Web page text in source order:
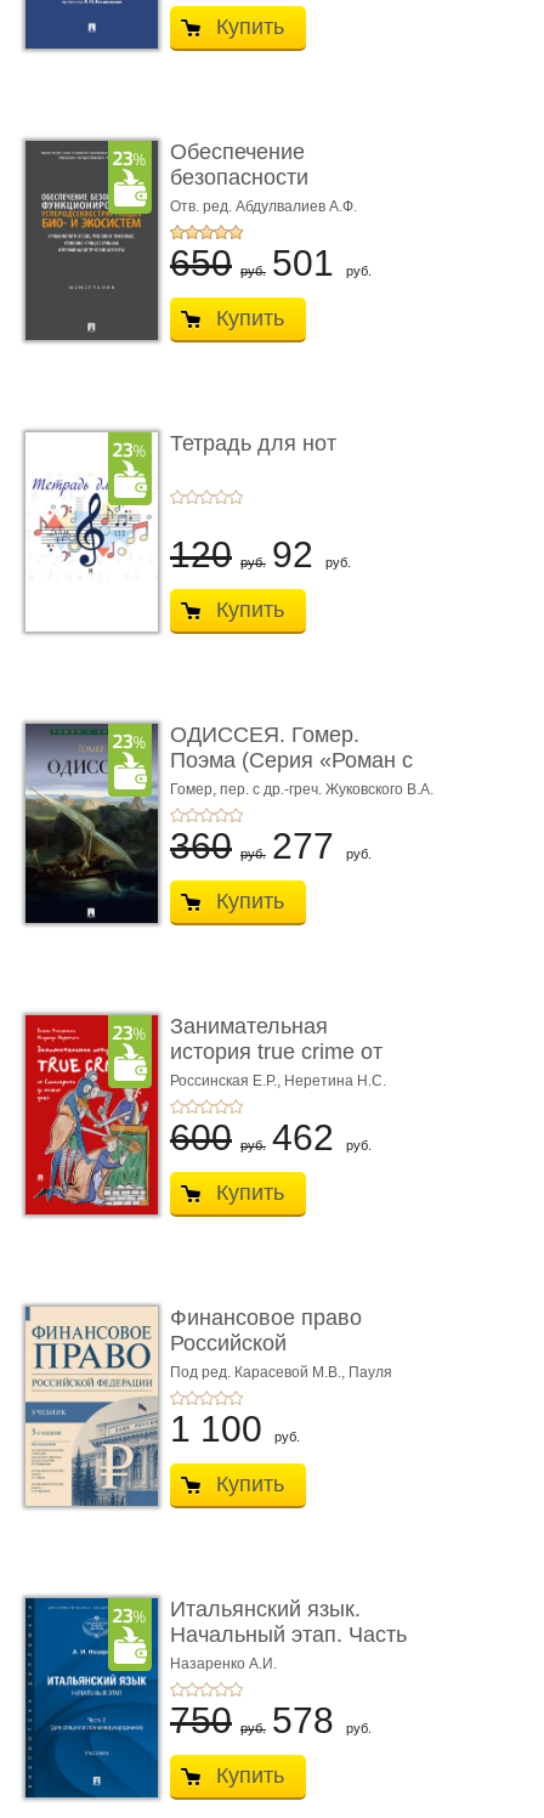
Купить
Обеспечение
безопасности
функционирования уг
...
Отв. ред. Абдулвалиев А.Ф.
650 руб. 501 руб.
Купить
Тетрадь для нот
120 руб. 92 руб.
Купить
ОДИССЕЯ. Гомер.
Поэма (Серия «Роман с
книгой»)
Гомер, пер. с др.-греч. Жуковского В.А.
360 руб. 277 руб.
Купить
Занимательная
история true crime от
Гиппократа до � ...
Россинская Е.Р., Неретина Н.С.
600 руб. 462 руб.
Купить
Финансовое право
Российской
Федерации. 5-е изд�
...
Под ред. Карасевой М.В., Пауля
А.Г., Красюкова А.В.
1 100 руб.
Купить
Итальянский язык.
Начальный этап. Часть
2. Учеб� ...
Назаренко А.И.
750 руб. 578 руб.
Купить